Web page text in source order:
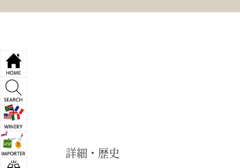
詳細・歴史